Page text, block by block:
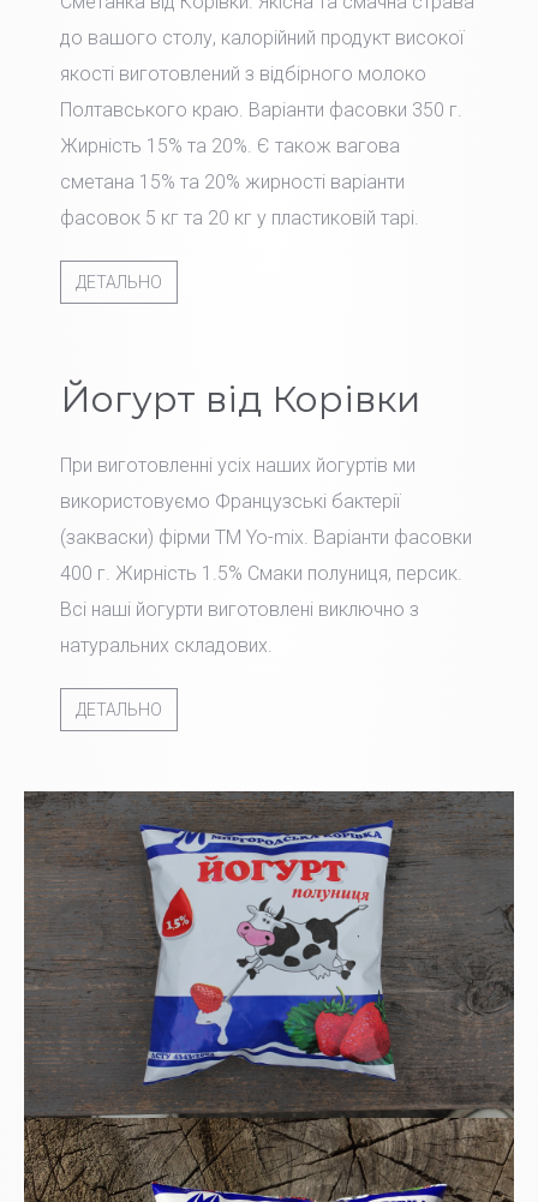
до вашого столу, калорійний продукт високої
якості виготовлений з відбірного молоко
Полтавського краю. Варіанти фасовки 350 г.
Жирність 15% та 20%. Є також вагова
сметана 15% та 20% жирності варіанти
фасовок 5 кг та 20 кг у пластиковій тарі.
ДЕТАЛЬНО
Йогурт від Корівки
При виготовленні усіх наших йогуртів ми
використовуємо Французські бактерії
(закваски) фірми TM Yo-mix. Варіанти фасовки
400 г. Жирність 1.5% Смаки полуниця, персик.
Всі наші йогурти виготовлені виключно з
натуральних складових.
ДЕТАЛЬНО